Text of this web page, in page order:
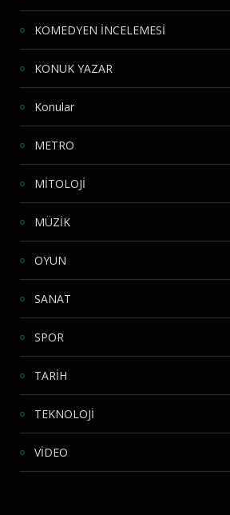
KOMEDYEN İNCELEMESİ
KONUK YAZAR
Konular
METRO
MİTOLOJİ
MÜZİK
OYUN
SANAT
SPOR
TARİH
TEKNOLOJİ
VİDEO